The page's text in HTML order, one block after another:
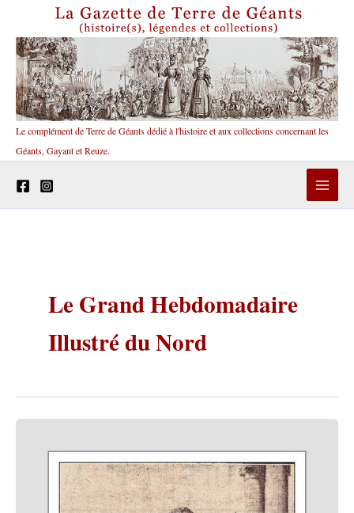
contenu
Le complément de Terre de Géants dédié à l'histoire et aux collections concernant les
Géants, Gayant et Reuze.
Le Grand Hebdomadaire
Illustré du Nord